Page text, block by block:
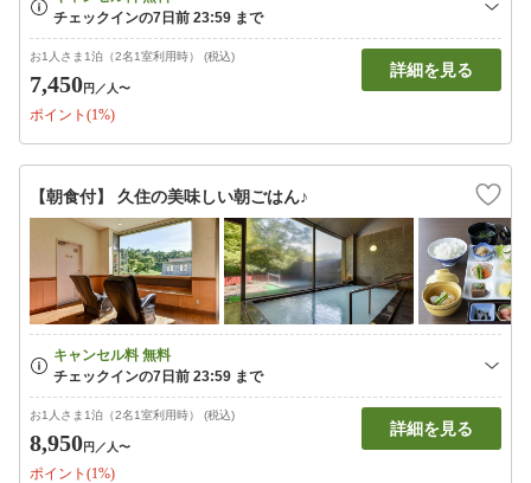
お1人さま1泊（2名1室利用時） (税込)
7,450円 ／人〜
ポイント(1%)
詳細を見る
【朝食付】 久住の美味しい朝ごはん♪
お1人さま1泊（2名1室利用時） (税込)
8,950円 ／人〜
ポイント(1%)
詳細を見る